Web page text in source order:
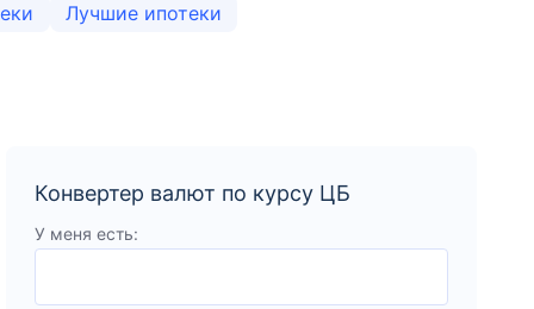
Лучшие ипотеки
Конвертер валют по курсу ЦБ
У меня есть: